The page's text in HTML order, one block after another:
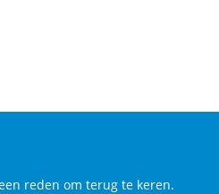
reden om terug te keren.